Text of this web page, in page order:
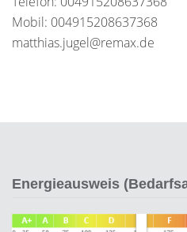
Mobil: 004915208637368
matthias.jugel@remax.de
Energieausweis